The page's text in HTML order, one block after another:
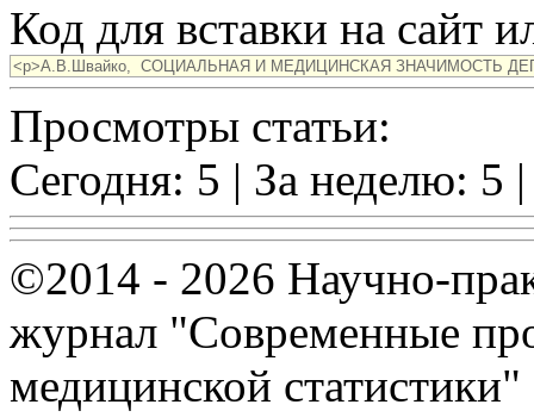
Код для вставки на сайт
Просмотры статьи:
Сегодня: 5 | За неделю: 5
©2014 - 2026 Научно-
журнал "Современные
медицинской статистики"